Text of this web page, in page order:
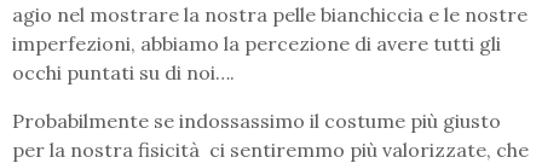
agio nel mostrare la nostra pelle bianchiccia e le nostre
imperfezioni, abbiamo la percezione di avere tutti gli
occhi puntati su di noi….
Probabilmente se indossassimo il costume più giusto
per la nostra fisicità ci sentiremmo più valorizzate, che